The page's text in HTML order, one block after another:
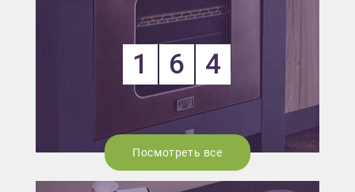
1 6 4
Посмотреть все